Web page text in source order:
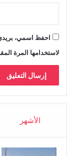
احفظ اسمي، بريدي
لاستخدامها المرة
الأشهر